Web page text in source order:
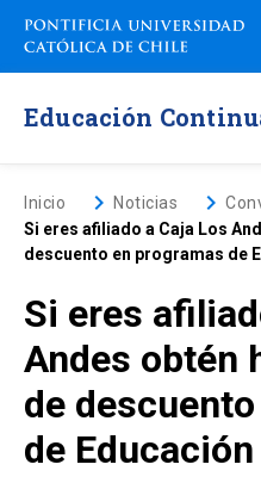
Saltar
contenido
Educación
Inicio
Nosotros
Programas de Estudio
Programas Corporativos
Noticias
Inicio keyboard_arrow_rightNoticias keyboard_arrow_right
Si eres afiliado a Caja Los
descuento en programas de
Si eres
Andes obtén
de
de